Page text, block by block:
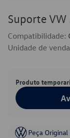
Suporte
Compatibilidade:
Unidade de
Produto
Peça